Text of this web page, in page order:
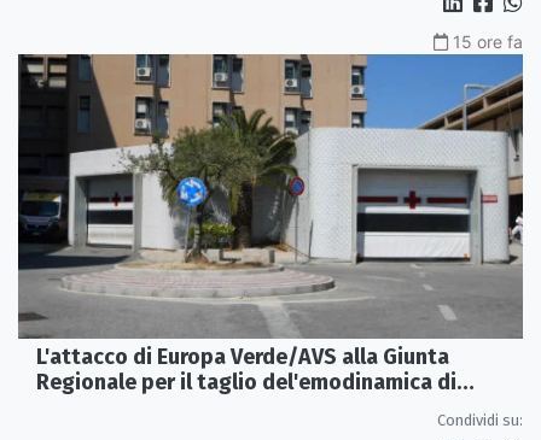
15 ore fa
L'attacco di Europa Verde/AVS alla Giunta
Regionale per il taglio del'emodinamica di
Condividi su: